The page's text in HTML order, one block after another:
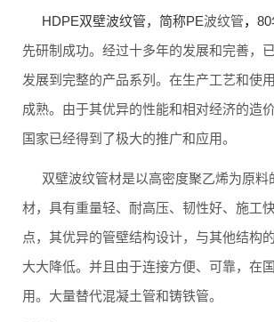
HDPE双壁波纹管，简称PE波纹管，
先研制成功。经过十多年的发展和完善，
发展到完整的产品系列。在生产工艺和使
成熟。由于其优异的性能和相对经济的造
国家已经得到了极大的推广和应用。
双壁波纹管材是以高密度聚乙烯为原料
材，具有重量轻、耐高压、韧性好、施工
点，其优异的管壁结构设计，与其他结构
大大降低。并且由于连接方便、可靠，在
用。大量替代混凝土管和铸铁管。